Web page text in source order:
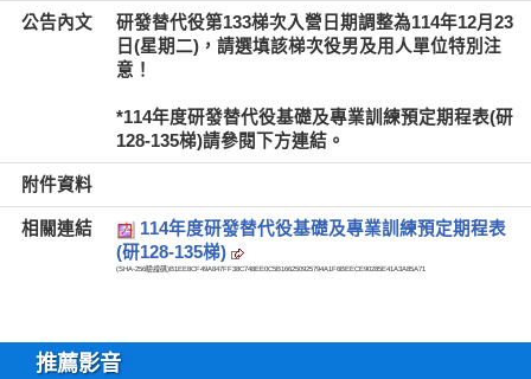
公告內文
研發替代役第133梯次入營日期調整為114年12月23
日(星期二)，請選填該梯次役男及用人單位特別注
意！
*114年度研發替代役基礎及專業訓練預定期程表(研
128-135梯)請參閱下方連結。
附件資料
相關連結
114年度研發替代役基礎及專業訓練預定期程表
(研128-135梯)
(SHA-256驗證碼)B1EE8CF49A847FF38C748EE0C5B166250925794A1F6BEECE90285E41A3A85A71
推薦影音